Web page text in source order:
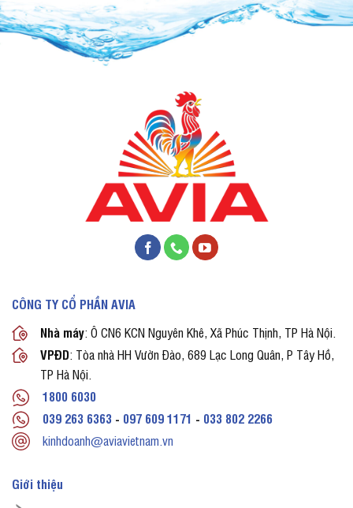
CÔNG TY CỔ PHẦN AVIA
Nhà máy: Ô CN6 KCN Nguyên Khê, Xã Phúc Thịnh, TP Hà Nội.
VPĐD: Tòa nhà HH Vườn Đào, 689 Lạc Long Quân, P Tây Hồ,
TP Hà Nội.
1800 6030
039 263 6363 - 097 609 1171 - 033 802 2266
kinhdoanh@aviavietnam.vn
Giới thiệu